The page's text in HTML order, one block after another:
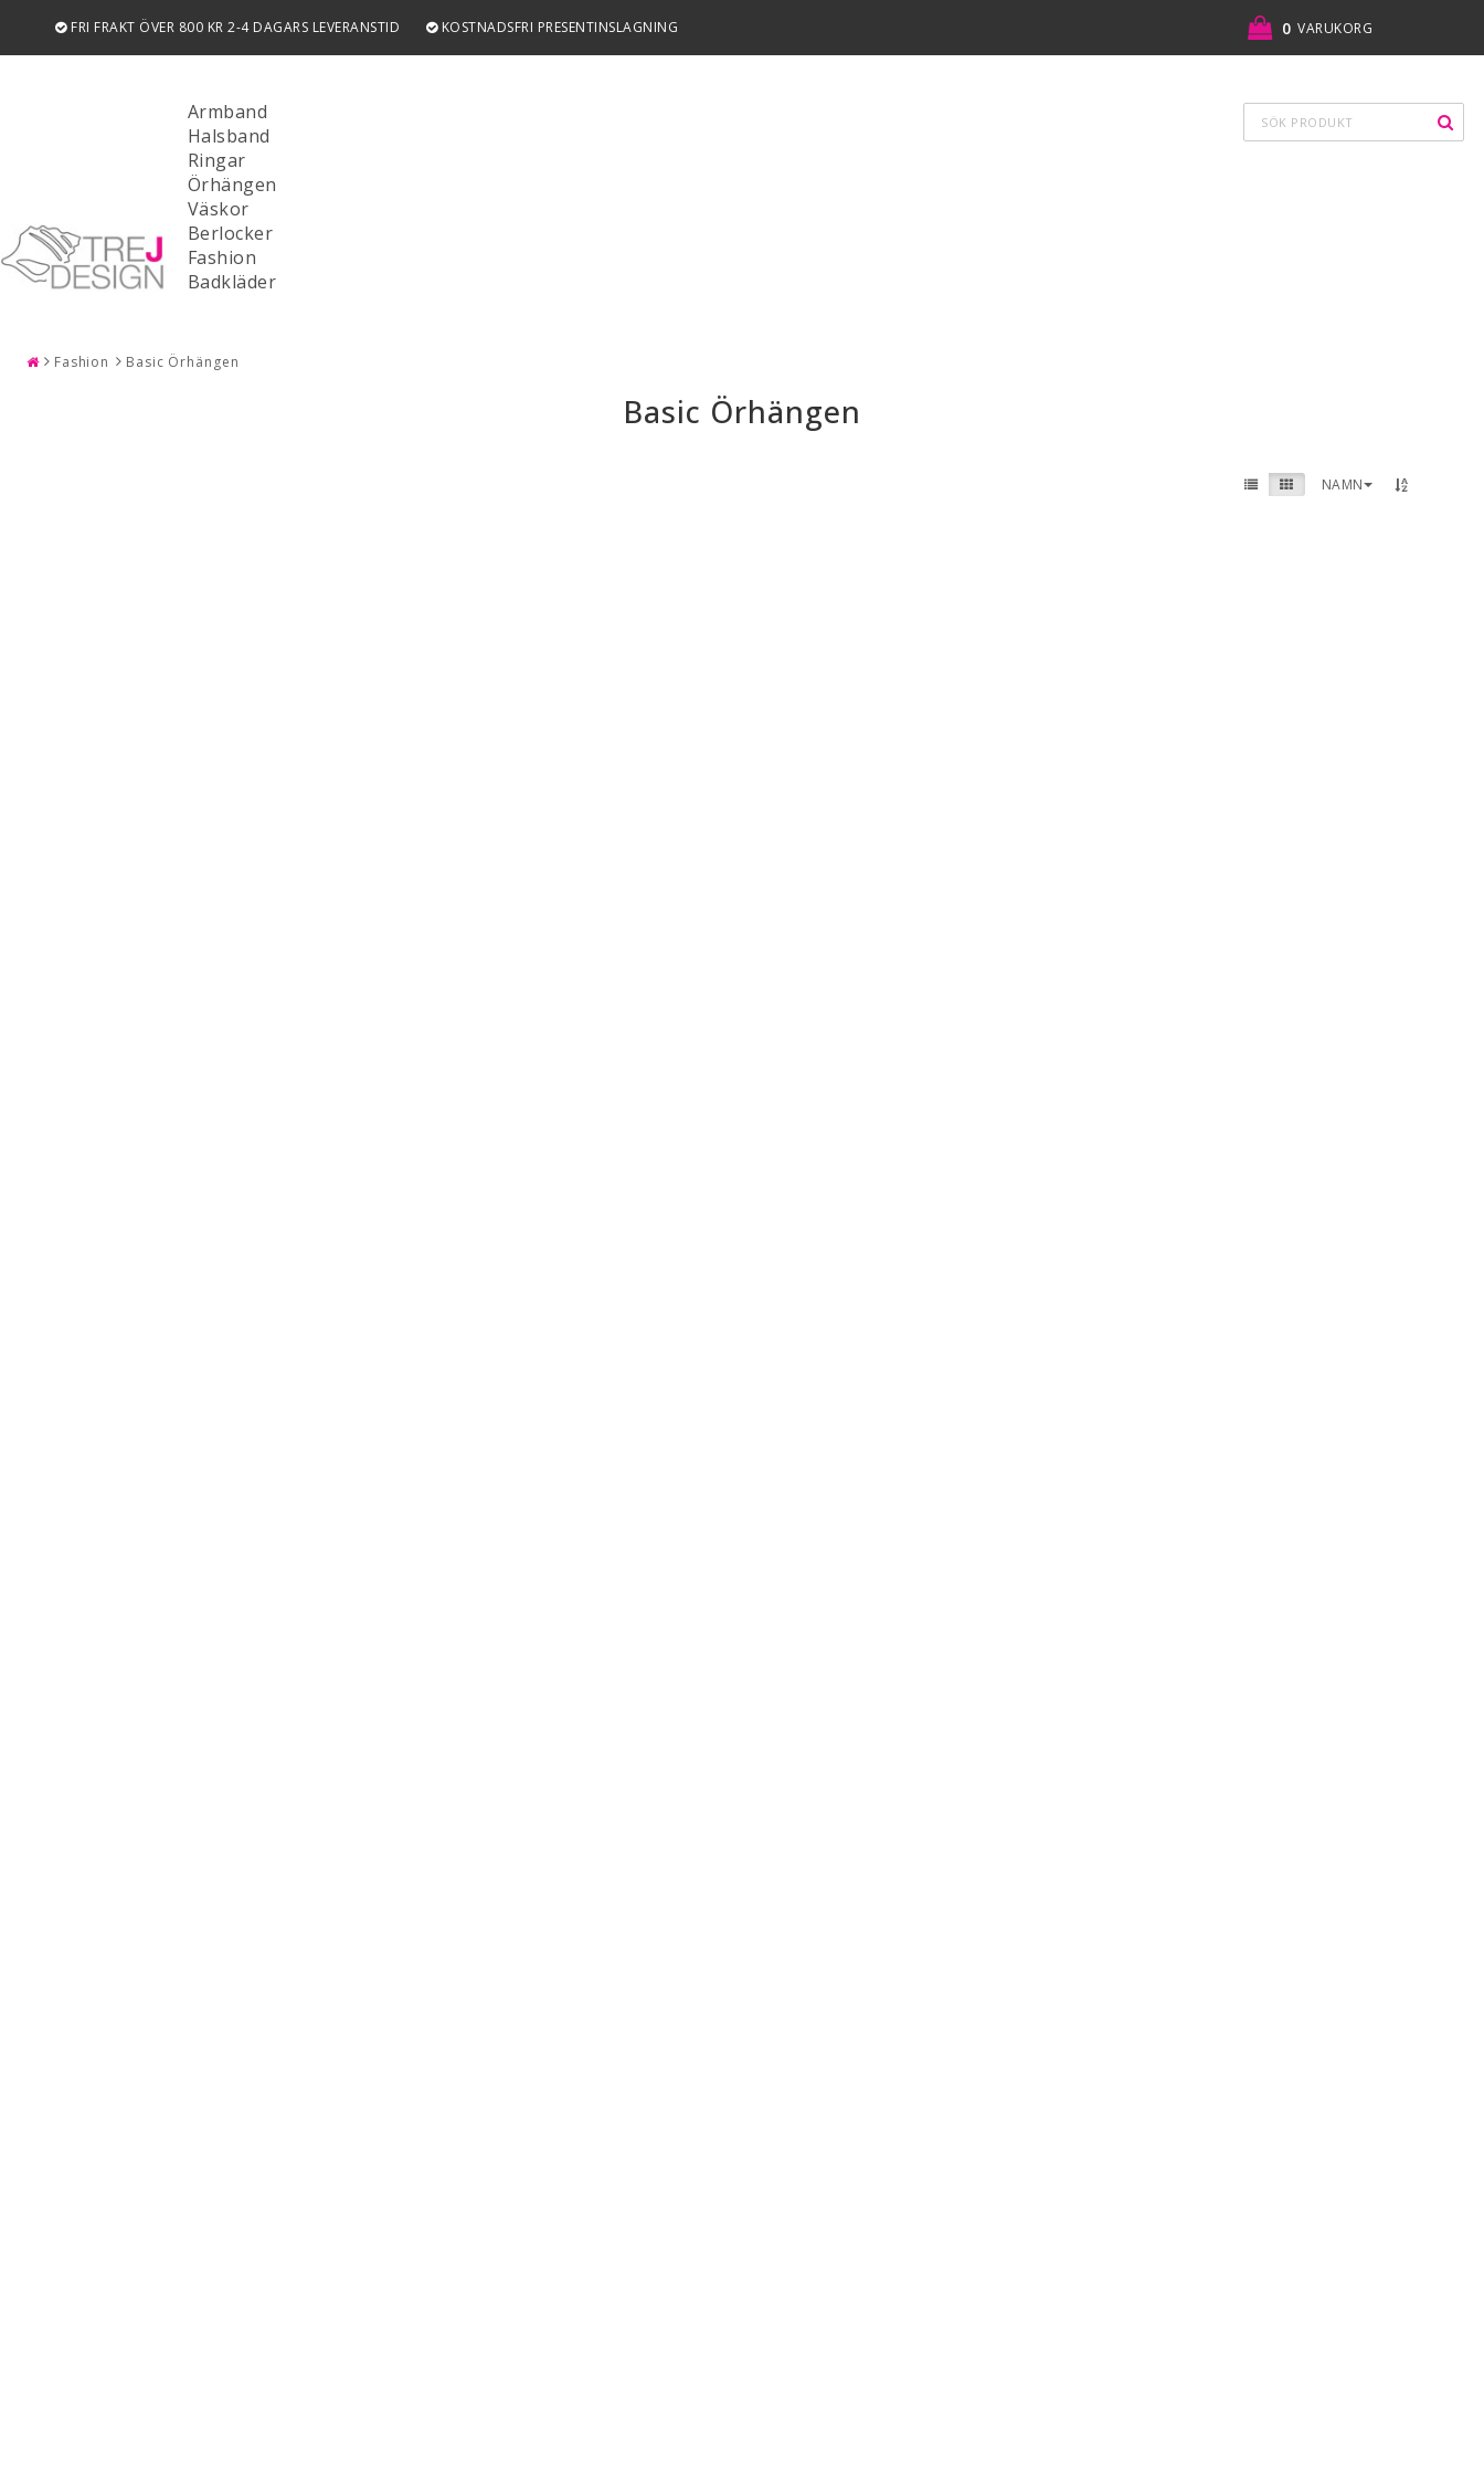
FRI FRAKT ÖVER 800 KR 2-4 DAGARS LEVERANSTID KOSTNADSFRI PRESENTINSLAGNING 0 VARUKORG
Armband
Halsband
Ringar
Örhängen
Väskor
Berlocker
Fashion
Badkläder
SÖK
Fashion Basic Örhängen
Basic Örhängen
NAMN